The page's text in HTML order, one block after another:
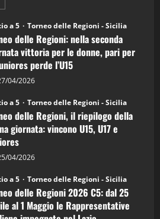
a 5 Torneo delle Regioni - Sicilia
delle Regioni: nella seconda
vittoria per le donne, pari per
perde l’U15
04/2026
a 5 Torneo delle Regioni - Sicilia
delle Regioni, il riepilogo della
giornata: vincono U15, U17 e
04/2026
a 5 Torneo delle Regioni - Sicilia
delle Regioni 2026 C5: dal 25
al 1 Maggio le Rappresentative